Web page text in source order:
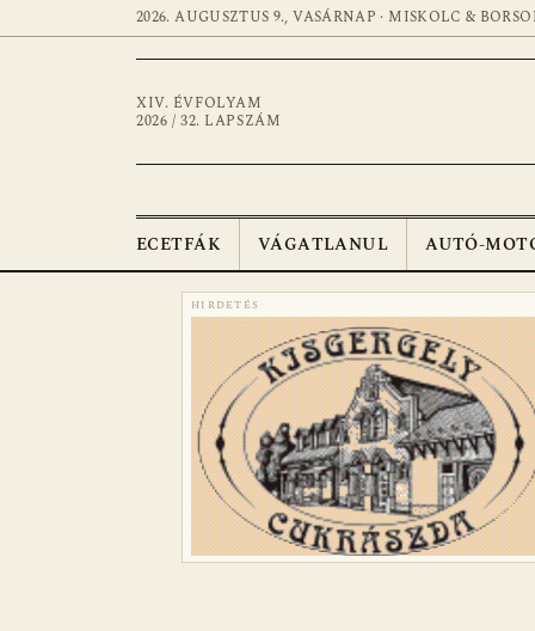
2026. AUGUSZTUS 9., VASÁRNAP · MISKOLC &
XIV. ÉVFOLYAM
2026 / 32. LAPSZÁM
ECETFÁK VÁGATLANUL AUTÓ-
HIRDETÉS